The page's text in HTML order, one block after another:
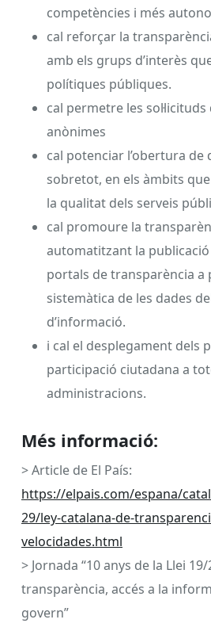
competències i més
cal reforçar la
amb els grups d’interès
polítiques públiques.
cal permetre les sol·licituds
anònimes
cal potenciar l’obertura de
sobretot, en els àmbits
la qualitat dels serveis
cal promoure la
automatitzant la publicació
portals de transparència a
sistemàtica de les dades
d’informació.
i cal el desplegament dels
participació ciutadana a
administracions.
Més informació:
> Article de El País:
https://elpais.com/espana/
29/ley-catalana-de-
velocidades.html
> Jornada “10 anys de la Llei
transparència, accés a la
govern”